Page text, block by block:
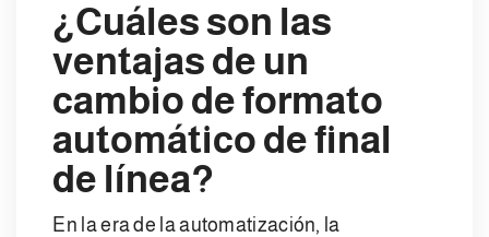
¿Cuáles son las
ventajas de un
cambio de formato
automático de final
de línea?
En la era de la automatización, la